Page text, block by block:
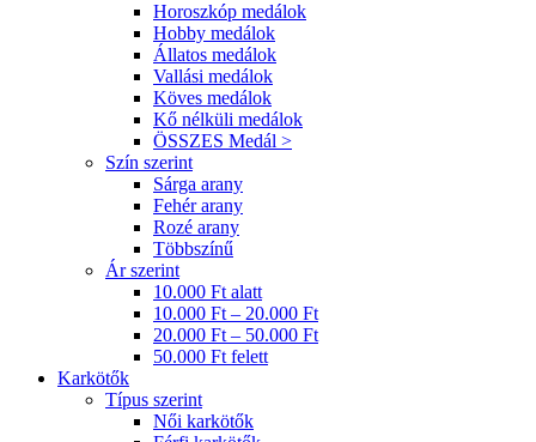
Horoszkóp medálok
Hobby medálok
Állatos medálok
Vallási medálok
Köves medálok
Kő nélküli medálok
ÖSSZES Medál >
Szín szerint
Sárga arany
Fehér arany
Rozé arany
Többszínű
Ár szerint
10.000 Ft alatt
10.000 Ft – 20.000 Ft
20.000 Ft – 50.000 Ft
50.000 Ft felett
Karkötők
Típus szerint
Női karkötők